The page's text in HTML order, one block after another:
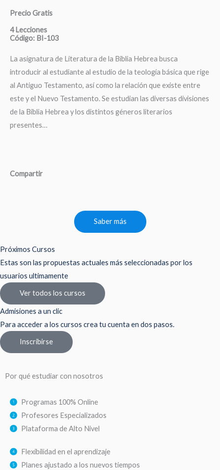
Precio Gratis
4 Lecciones
Código: BI-103
La asignatura de Literatura de la Biblia Hebrea busca
introducir al estudiante al estudio de la teología básica que rige
al Antiguo Testamento, así como la relación que existe entre
este y el Nuevo Testamento. Se estudian las diversas divisiones
de la Biblia Hebrea y los distintos géneros literarios
presentes…
Compartir
Saber más
Próximos Cursos
Estas son las propuestas actuales más seleccionadas por los
usuarios ultimamente
Ver todos los cursos
Admisiones a un clic
Para acceder a los cursos crea tu cuenta en dos pasos.
Inscribirse
Por qué estudiar con nosotros
Programas 100% Online
Profesores Especializados
Plataforma de Alto Nivel
Flexibilidad en el aprendizaje
Planes ajustado a los nuevos tiempos